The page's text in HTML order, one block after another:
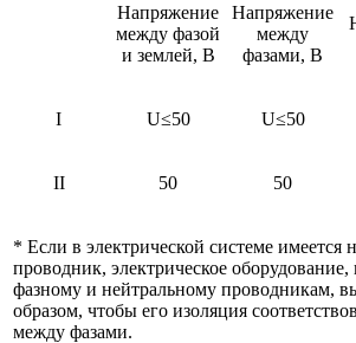
Напряжение
между фазой
и землей, В
Напряжение
между
фазами, В
I U≤50 U≤50
II 50 50
* Если в электрической системе имеется
проводник, электрическое
фазному и нейтральному проводникам,
образом, чтобы его изоляция
между фазами.